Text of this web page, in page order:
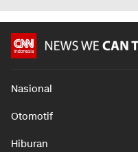
Nasional
Otomotif
Hiburan